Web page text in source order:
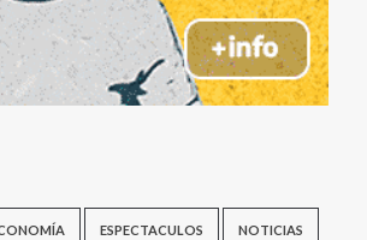
ESPECTACULOS NOTICIAS